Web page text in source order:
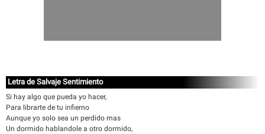
Letra de Salvaje Sentimiento
Si hay algo que pueda yo hacer,
Para librarte de tu infierno
Aunque yo solo sea un perdido mas
Un dormido hablandole a otro dormido,